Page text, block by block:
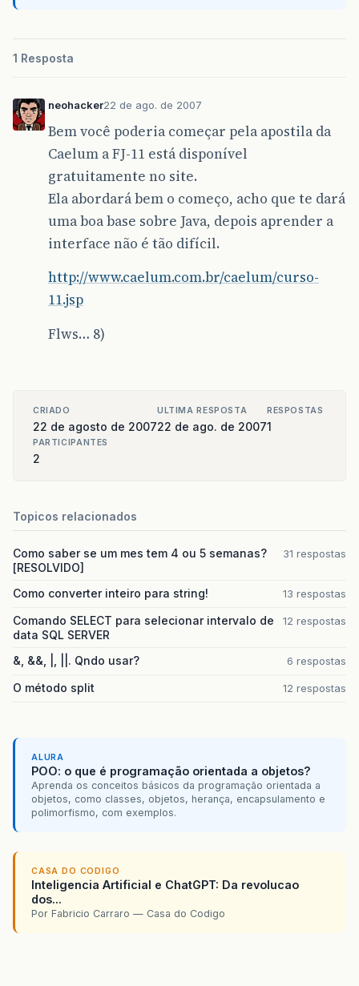
1 Resposta
neohacker22 de ago. de 2007
Bem você poderia começar pela apostila da
Caelum a FJ-11 está disponível
gratuitamente no site.
Ela abordará bem o começo, acho que te dará
uma boa base sobre Java, depois aprender a
interface não é tão difícil.
http://www.caelum.com.br/caelum/curso-
11.jsp
Flws… 8)
CRIADO
22 de agosto de 2007
ULTIMA RESPOSTA
22 de ago. de 2007
RESPOSTAS
1
PARTICIPANTES
2
Topicos relacionados
Como saber se um mes tem 4 ou 5 semanas?
[RESOLVIDO]
31 respostas
Como converter inteiro para string! 13 respostas
Comando SELECT para selecionar intervalo de
data SQL SERVER
12 respostas
&, &&, |, ||. Qndo usar? 6 respostas
O método split 12 respostas
ALURA
POO: o que é programação orientada a objetos?
Aprenda os conceitos básicos da programação orientada a
objetos, como classes, objetos, herança, encapsulamento e
polimorfismo, com exemplos.
CASA DO CODIGO
Inteligencia Artificial e ChatGPT: Da revolucao
dos...
Por Fabricio Carraro — Casa do Codigo